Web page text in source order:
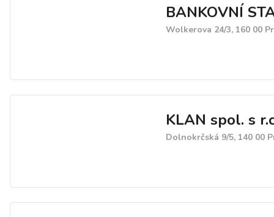
BANKOVNÍ
Wolkerova 24/3, 160 00
KLAN spol. s
Dolnokrčská 9/5, 140 00